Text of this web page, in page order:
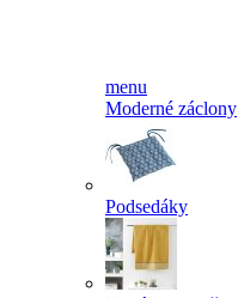
menu
Moderné záclony
Podsedáky